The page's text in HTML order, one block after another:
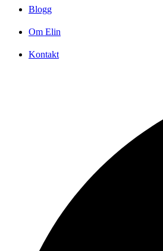
Blogg
Om Elin
Kontakt